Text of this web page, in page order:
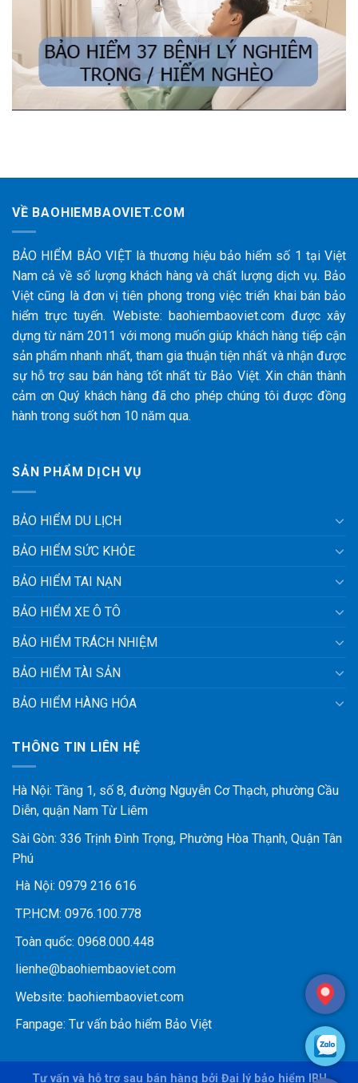
VỀ BAOHIEMBAOVIET.COM
BẢO HIỂM BẢO VIỆT là thương hiệu bảo hiểm số 1 tại Việt
Nam cả về số lượng khách hàng và chất lượng dịch vụ. Bảo
Việt cũng là đơn vị tiên phong trong việc triển khai bán bảo
hiểm trực tuyến. Webiste: baohiembaoviet.com được xây
dựng từ năm 2011 với mong muốn giúp khách hàng tiếp cận
sản phẩm nhanh nhất, tham gia thuận tiện nhất và nhận được
sự hỗ trợ sau bán hàng tốt nhất từ Bảo Việt. Xin chân thành
cảm ơn Quý khách hàng đã cho phép chúng tôi được đồng
hành trong suốt hơn 10 năm qua.
SẢN PHẨM DỊCH VỤ
BẢO HIỂM DU LỊCH
BẢO HIỂM SỨC KHỎE
BẢO HIỂM TAI NẠN
BẢO HIỂM XE Ô TÔ
BẢO HIỂM TRÁCH NHIỆM
BẢO HIỂM TÀI SẢN
BẢO HIỂM HÀNG HÓA
THÔNG TIN LIÊN HỆ
Hà Nội: Tầng 1, số 8, đường Nguyễn Cơ Thạch, phường Cầu
Diễn, quận Nam Từ Liêm
Sài Gòn: 336 Trịnh Đình Trọng, Phường Hòa Thạnh, Quận Tân
Phú
Hà Nội: 0979 216 616
TP.HCM: 0976.100.778
Toàn quốc: 0968.000.448
lienhe@baohiembaoviet.com
Website: baohiembaoviet.com
Fanpage: Tư vấn bảo hiểm Bảo Việt
Tư vấn và hỗ trợ sau bán hàng bởi Đại lý bảo hiểm IBH